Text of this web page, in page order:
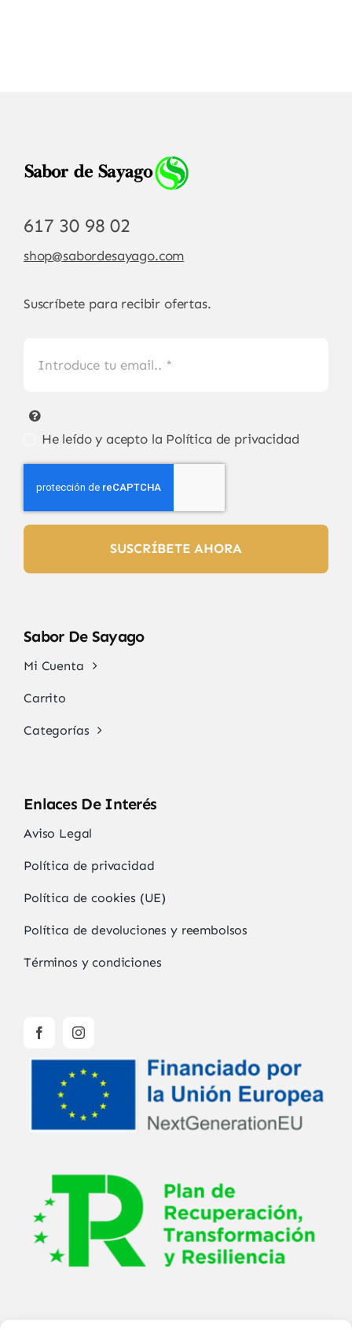
617 30 98 02
shop@sabordesayago.com
Suscríbete para recibir ofertas.
He leído y acepto la Política de privacidad
SUSCRÍBETE AHORA
Sabor De Sayago
Mi Cuenta
Carrito
Categorías
Enlaces De Interés
Aviso Legal
Política de privacidad
Política de cookies (UE)
Política de devoluciones y reembolsos
Términos y condiciones